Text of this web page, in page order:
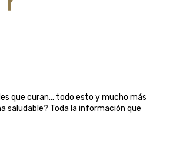
que curan… todo esto y mucho más
saludable? Toda la información que